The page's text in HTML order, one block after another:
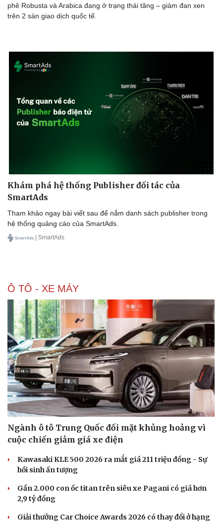
Thông tin doanh nghiệp
Doanh nghiệp 24h
Trải nghiệm
Chuyển đổi số
phê Robusta và Arabica đang ở trạng thái tăng – giảm đan xen
trên 2 sàn giao dịch quốc tế.
Khám phá hệ thống Publisher đối tác của
SmartAds
Tham khảo ngay bài viết sau để nắm danh sách publisher trong
hệ thống quảng cáo của SmartAds.
| SmartAds
Ô TÔ - XE MÁY
Ngành ô tô Trung Quốc đối mặt khủng hoảng vì
cuộc chiến giảm giá xe điện
Kawasaki KLE 500 2026 ra mắt giá 211 triệu đồng - Sự
hồi sinh ấn tượng
Gần 2.000 con ốc titan trên siêu xe Pagani có giá hơn
2,9 tỷ đồng
Giải thưởng Car Choice Awards 2026 có thay đổi ở hạng